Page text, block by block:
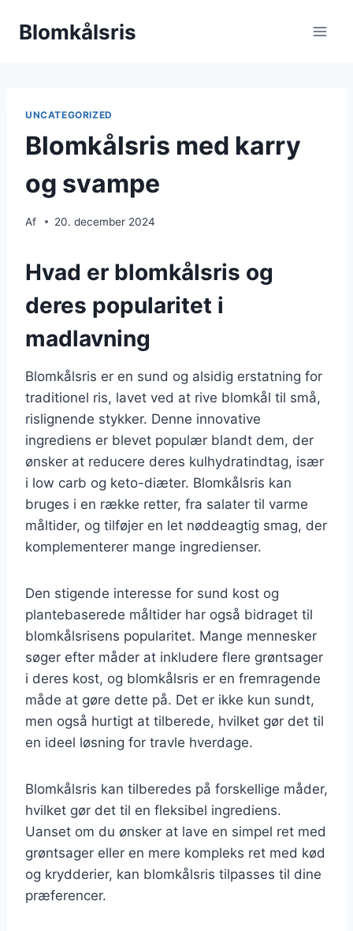
Blomkålsris
UNCATEGORIZED
Blomkålsris med karry
og svampe
Af 20. december 2024
Hvad er blomkålsris og
deres popularitet i
madlavning
Blomkålsris er en sund og alsidig erstatning for
traditionel ris, lavet ved at rive blomkål til små,
rislignende stykker. Denne innovative
ingrediens er blevet populær blandt dem, der
ønsker at reducere deres kulhydratindtag, især
i low carb og keto-diæter. Blomkålsris kan
bruges i en række retter, fra salater til varme
måltider, og tilføjer en let nøddeagtig smag, der
komplementerer mange ingredienser.
Den stigende interesse for sund kost og
plantebaserede måltider har også bidraget til
blomkålsrisens popularitet. Mange mennesker
søger efter måder at inkludere flere grøntsager
i deres kost, og blomkålsris er en fremragende
måde at gøre dette på. Det er ikke kun sundt,
men også hurtigt at tilberede, hvilket gør det til
en ideel løsning for travle hverdage.
Blomkålsris kan tilberedes på forskellige måder,
hvilket gør det til en fleksibel ingrediens.
Uanset om du ønsker at lave en simpel ret med
grøntsager eller en mere kompleks ret med kød
og krydderier, kan blomkålsris tilpasses til dine
præferencer.